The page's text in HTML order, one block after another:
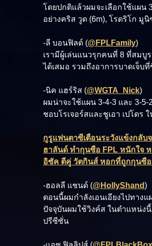
โดยปกติแล้วผมจะเลือกใช้แผน
อย่างคริส วูด (6m), โรดริโก มู
-ลี บอนฟิลด์ (@FPLFamily)
เรามีผู้เล่นแนวรุกคนที่ 8 ที่สม
ได้เสมอ รวมถึงอาการบาดเจ็บ
-นิค แฮร์ริส (@WGTA_Nick)
ผมน่าจะใช้แผน 3-4-3 และ 3-
ชอบโรเจอร์สและชูเอา เปโดร
กูรูแฟนตาซีเตือนระวังแข้งกลับ
ฮาลันด์ ทำกุนซือ FPL หนักใจ
อิซัค ตีคู่ วัตกินส์ หอกที่ถูกกุนซื
-ฮอลลี แชนด์ (@HollyShand)
ตอนนี้ผมกำลังเอนเอียงไปทาง
ปัจจุบันผมใช้วิงค์ส ในตำแหน่ง
ปรีซีซั่น